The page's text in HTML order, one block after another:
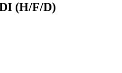
(H/F/D)